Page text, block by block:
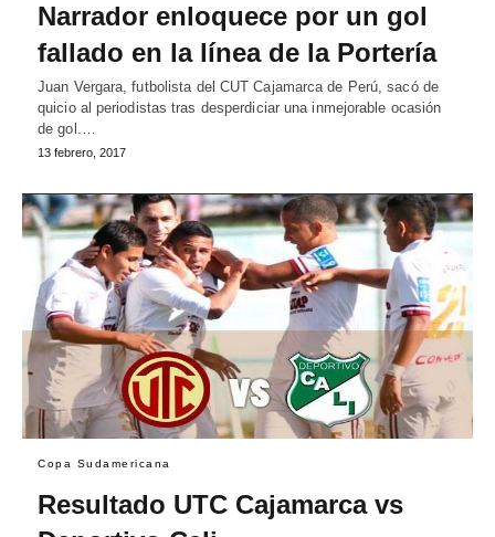
Narrador enloquece por un gol
fallado en la línea de la Portería
Juan Vergara, futbolista del CUT Cajamarca de Perú, sacó de
quicio al periodistas tras desperdiciar una inmejorable ocasión
de gol.…
13 febrero, 2017
Copa Sudamericana
Resultado UTC Cajamarca vs